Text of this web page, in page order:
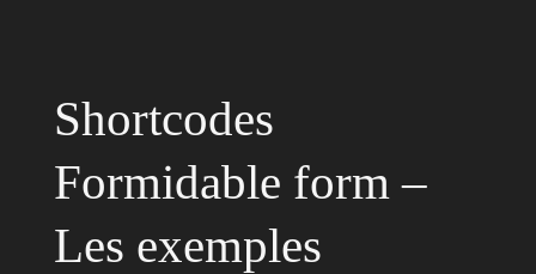
Shortcodes
Formidable form –
Les exemples